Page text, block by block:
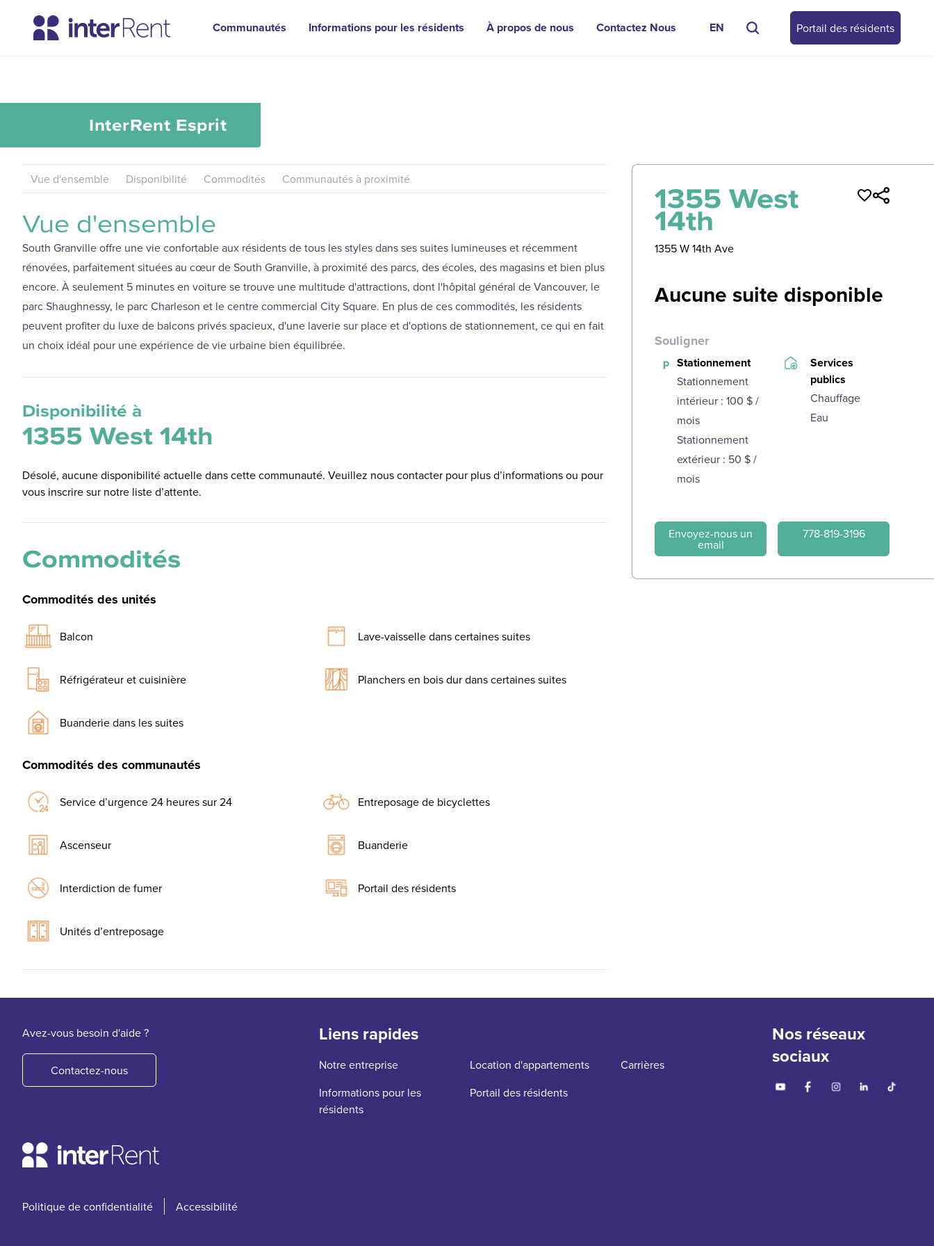
Communautés Informations pour les résidents À propos de nous Contactez Nous EN Portail des résidents
0/0
InterRent Esprit
1355 West
14th
1355 W 14th Ave
Aucune suite disponible
Souligner
Stationnement
Stationnement
intérieur : 100 $ /
mois
Stationnement
extérieur : 50 $ /
mois
Services
publics
Chauffage
Eau
Envoyez-nous un
email
778-819-3196
Vue d'ensemble Disponibilité Commodités Communautés à proximité
Vue d'ensemble
South Granville offre une vie confortable aux résidents de tous les styles dans ses suites lumineuses et récemment
rénovées, parfaitement situées au cœur de South Granville, à proximité des parcs, des écoles, des magasins et bien plus
encore. À seulement 5 minutes en voiture se trouve une multitude d'attractions, dont l'hôpital général de Vancouver, le
parc Shaughnessy, le parc Charleson et le centre commercial City Square. En plus de ces commodités, les résidents
peuvent profiter du luxe de balcons privés spacieux, d'une laverie sur place et d'options de stationnement, ce qui en fait
un choix idéal pour une expérience de vie urbaine bien équilibrée.
Disponibilité à
1355 West 14th
Désolé, aucune disponibilité actuelle dans cette communauté. Veuillez nous contacter pour plus d’informations ou pour
vous inscrire sur notre liste d’attente.
Commodités
Commodités des unités
Balcon Lave-vaisselle dans certaines suites
Réfrigérateur et cuisinière Planchers en bois dur dans certaines suites
Buanderie dans les suites
Commodités des communautés
Service d’urgence 24 heures sur 24 Entreposage de bicyclettes
Ascenseur Buanderie
Interdiction de fumer Portail des résidents
Unités d’entreposage
Avez-vous besoin d'aide ?
Contactez-nous
Liens rapides
Notre entreprise Location d'appartements
Carrières
Informations pour les
résidents
Portail des résidents
Nos réseaux
sociaux
Politique de confidentialité Accessibilité